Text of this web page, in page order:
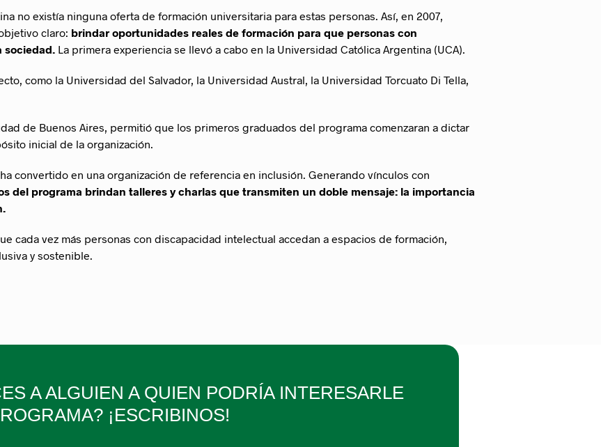
no existía ninguna oferta de formación universitaria para estas personas. Así, en 2007,
claro: brindar oportunidades reales de formación para que personas con
sociedad. La primera experiencia se llevó a cabo en la Universidad Católica Argentina (UCA).
como la Universidad del Salvador, la Universidad Austral, la Universidad Torcuato Di Tella,
de Buenos Aires, permitió que los primeros graduados del programa comenzaran a dictar
inicial de la organización.
convertido en una organización de referencia en inclusión. Generando vínculos con
del programa brindan talleres y charlas que transmiten un doble mensaje: la importancia
cada vez más personas con discapacidad intelectual accedan a espacios de formación,
y sostenible.
A ALGUIEN A QUIEN PODRÍA INTERESARLE
¡ESCRIBINOS!